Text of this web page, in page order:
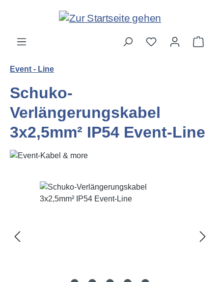
Zum Hauptinhalt springen
Event - Line
Schuko-
Verlängerungskabel
3x2,5mm² IP54 Event-Line
Bildergalerie überspringen